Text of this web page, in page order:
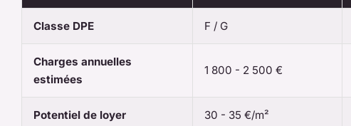
Classe DPE F / G
Charges annuelles
estimées
1 800 - 2 500 €
Potentiel de loyer 30 - 35 €/m²